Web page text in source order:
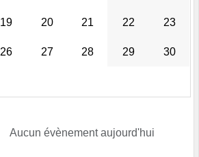
19 20 21 22 23
26 27 28 29 30
Aucun évènement aujourd'hui